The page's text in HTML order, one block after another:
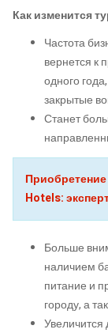
Как изменится
Частота
вернется к
одного
закрытые
Станет
Hotels:
Больше
наличием
питание и
городу, а
Увеличится